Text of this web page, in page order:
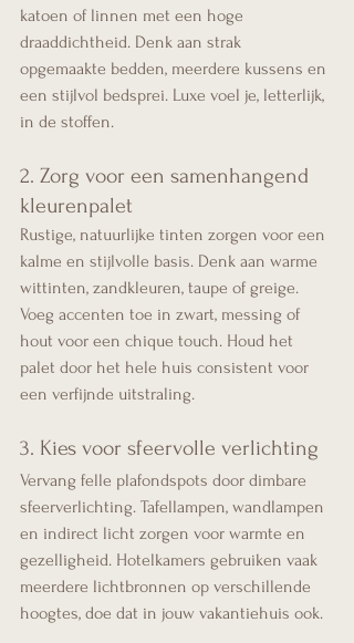
katoen of linnen met een hoge
draaddichtheid. Denk aan strak
opgemaakte bedden, meerdere kussens en
een stijlvol bedsprei. Luxe voel je, letterlijk,
in de stoffen.
2. Zorg voor een samenhangend
kleurenpalet
Rustige, natuurlijke tinten zorgen voor een
kalme en stijlvolle basis. Denk aan warme
wittinten, zandkleuren, taupe of greige.
Voeg accenten toe in zwart, messing of
hout voor een chique touch. Houd het
palet door het hele huis consistent voor
een verfijnde uitstraling.
3. Kies voor sfeervolle verlichting
Vervang felle plafondspots door dimbare
sfeerverlichting. Tafellampen, wandlampen
en indirect licht zorgen voor warmte en
gezelligheid. Hotelkamers gebruiken vaak
meerdere lichtbronnen op verschillende
hoogtes, doe dat in jouw vakantiehuis ook.